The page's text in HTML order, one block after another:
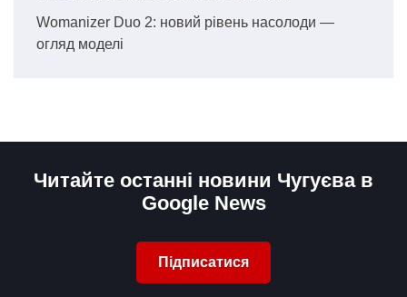
Womanizer Duo 2: новий рівень насолоди —
огляд моделі
Читайте останні новини Чугуєва в
Google News
Підписатися